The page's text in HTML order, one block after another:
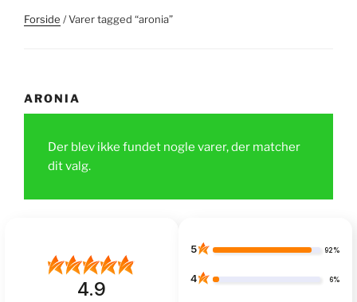
Forside / Varer tagged “aronia”
ARONIA
Der blev ikke fundet nogle varer, der matcher
dit valg.
4.9
5 92%
4 6%